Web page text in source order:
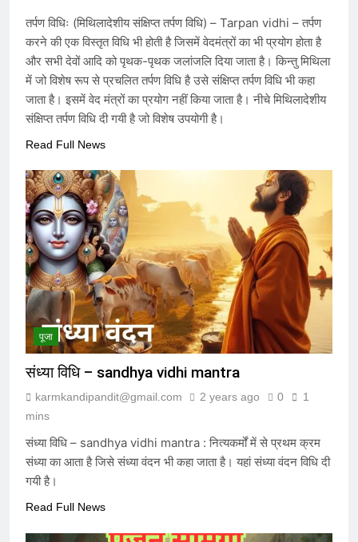
तर्पण विधिः (मिथिलादेशीय संक्षिप्त तर्पण विधि) – Tarpan vidhi – तर्पण
करने की एक विस्तृत विधि भी होती है जिसमें वेदमंत्रों का भी प्रयोग होता है
और सभी देवों आदि को पृथक-पृथक जलांजलि दिया जाता है। किन्तु मिथिला
में जो विशेष रूप से प्रचलित तर्पण विधि है उसे संक्षिप्त तर्पण विधि भी कहा
जाता है। इसमें वेद मंत्रों का प्रयोग नहीं किया जाता है। नीचे मिथिलादेशीय
संक्षिप्त तर्पण विधि दी गयी है जो विशेष उपयोगी है।
Read Full News
पूजा
संध्या विधि – sandhya vidhi mantra
karmkandipandit@gmail.com 2 years ago 0
1
mins
संध्या विधि – sandhya vidhi mantra : नित्यकर्मों में से प्रथम क्रम
संध्या का आता है जिसे संध्या वंदन भी कहा जाता है। यहां संध्या वंदन विधि दी
गयी है।
Read Full News